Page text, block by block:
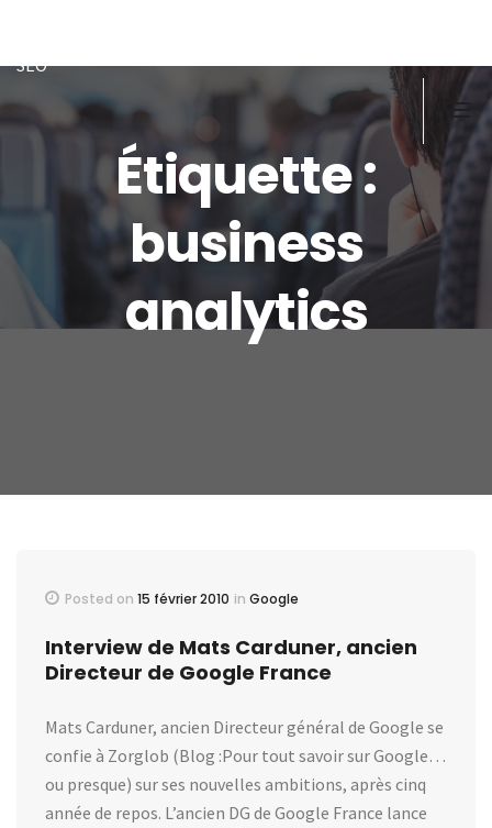
SEO
Étiquette :
business
analytics
Posted on 15 février 2010 in Google
Interview de Mats Carduner, ancien
Directeur de Google France
Mats Carduner, ancien Directeur général de Google se
confie à Zorglob (Blog :Pour tout savoir sur Google…
ou presque) sur ses nouvelles ambitions, après cinq
année de repos. L’ancien DG de Google France lance